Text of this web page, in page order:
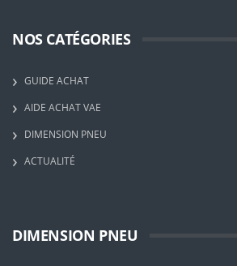
NOS CATÉGORIES
GUIDE ACHAT
AIDE ACHAT VAE
DIMENSION PNEU
ACTUALITÉ
DIMENSION PNEU